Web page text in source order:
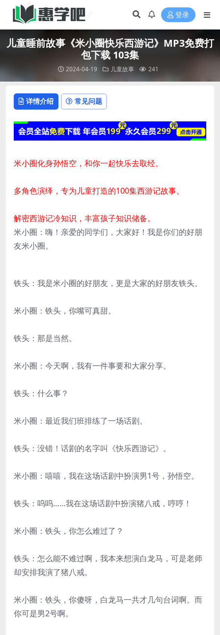
登录
儿童睡前故事《米小圈快乐西游记》MP3免费打
包下载 103集
2024-04-19 儿童故事 241
详情介绍 常见问题
米小圈化身孙悟空，和你一起快乐去取经。
多角色演绎，专为儿童打造的100集西游记故事。
解密西游记冷知识，丰富孩子知识储备。
米小圈：嗨！亲爱的同学们，大家好！我是你们的好朋
友米小圈。
铁头：我是米小圈的好朋友，更是大家的好朋友铁头。
米小圈：铁头，你嘴可真甜。
铁头：那是当然。
米小圈：今天啊，我有一件事要和大家分享。
铁头：什么事？
米小圈：最近我们班排练了一场话剧。
铁头：没错！话剧的名字叫《快乐西游记》。
米小圈：嘻嘻，我在这场话剧中扮演男1号，孙悟空。
铁头：呜呜……我在这场话剧中扮演猪八戒，哼哼！
米小圈：铁头，你怎么难过了？
铁头：怎么能不难过啊，我本来想演白龙马，可是老师
却安排我演了猪八戒。
米小圈：铁头，你傻呀，白龙马一共才几句台词啊。而
你可是男2号啊。